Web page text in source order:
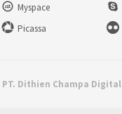
Myspace
Picassa
PT. Dithien Champa Digital